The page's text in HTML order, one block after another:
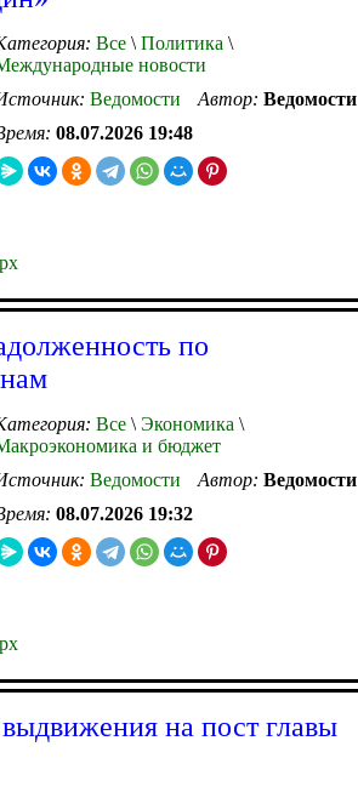
Все \ Политика \
новости
Ведомости Автор: Ведомости
08.07.2026 19:48
по
Все \ Экономика \
и бюджет
Ведомости Автор: Ведомости
08.07.2026 19:32
на пост главы